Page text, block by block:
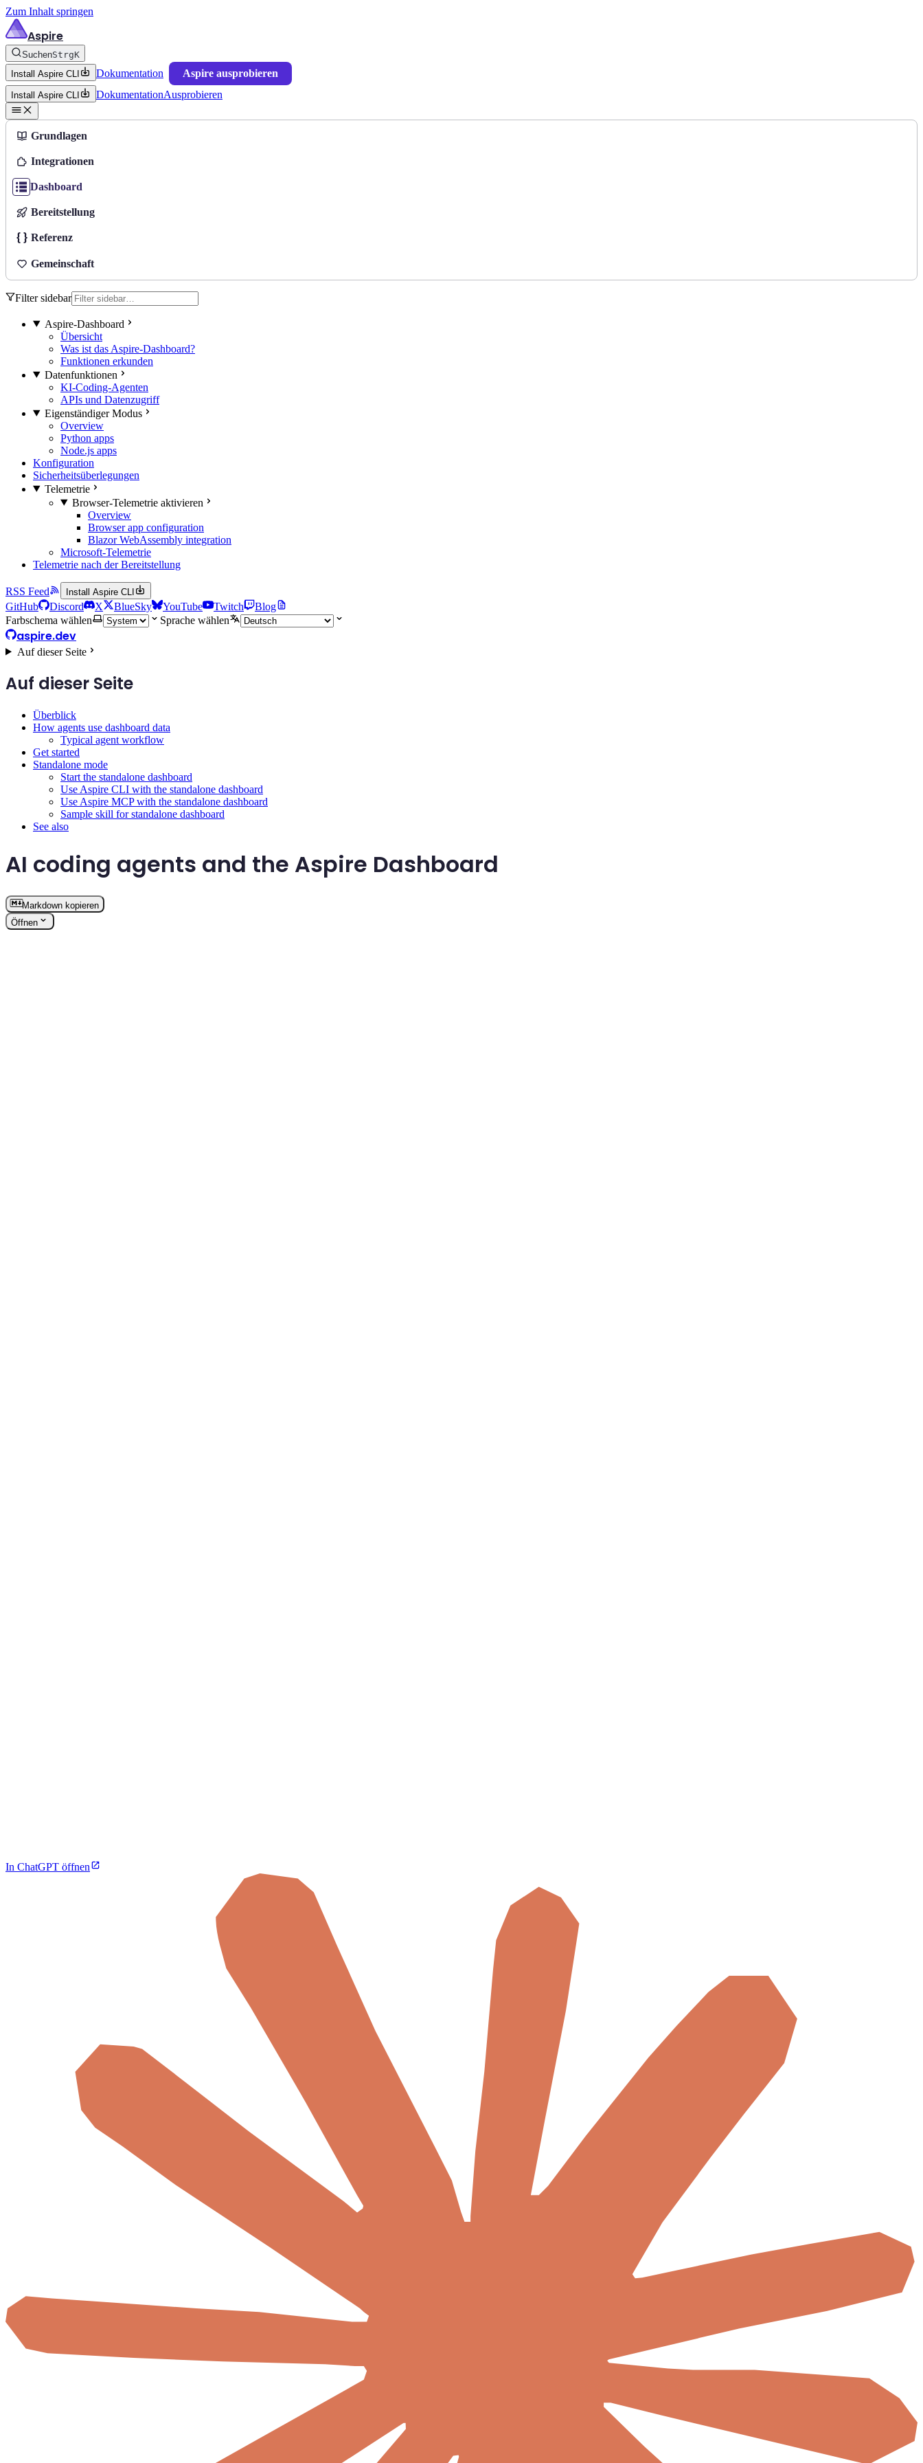
Zum Inhalt springen
Aspire
SuchenStrgK
Install Aspire CLI
Dokumentation Aspire ausprobieren
Install Aspire CLI DokumentationAusprobieren
Grundlagen
Integrationen
Dashboard
Bereitstellung
Referenz
Gemeinschaft
Filter sidebar
Aspire-Dashboard
Übersicht
Was ist das Aspire-Dashboard?
Funktionen erkunden
Datenfunktionen
KI-Coding-Agenten
APIs und Datenzugriff
Eigenständiger Modus
Overview
Python apps
Node.js apps
Konfiguration
Sicherheitsüberlegungen
Telemetrie
Browser-Telemetrie aktivieren
Overview
Browser app configuration
Blazor WebAssembly integration
Microsoft-Telemetrie
Telemetrie nach der Bereitstellung
RSS Feed Install Aspire CLI
GitHub Discord X BlueSky YouTube Twitch
Blog
Farbschema wählen
Sprache wählen
aspire.dev
Auf dieser Seite
Auf dieser Seite
Überblick
How agents use dashboard data
Typical agent workflow
Get started
Standalone mode
Start the standalone dashboard
Use Aspire CLI with the standalone dashboard
Use Aspire MCP with the standalone dashboard
Sample skill for standalone dashboard
See also
AI coding agents and the Aspire Dashboard
Markdown kopieren
Öffnen
In ChatGPT öffnen